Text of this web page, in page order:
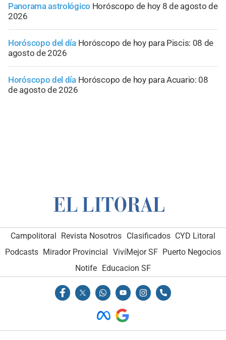
Panorama astrológico Horóscopo de hoy 8 de agosto de
2026
Horóscopo del día Horóscopo de hoy para Piscis: 08 de
agosto de 2026
Horóscopo del día Horóscopo de hoy para Acuario: 08
de agosto de 2026
Campolitoral Revista Nosotros Clasificados CYD Litoral
Podcasts Mirador Provincial VivíMejor SF Puerto Negocios
Notife
Educacion SF